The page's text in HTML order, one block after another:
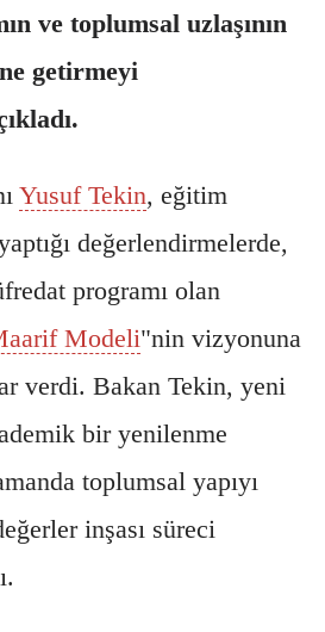
ve toplumsal uzlaşının
getirmeyi
Yusuf Tekin, eğitim
değerlendirmelerde,
programı olan
Modeli"nin vizyonuna
verdi. Bakan Tekin, yeni
bir yenilenme
toplumsal yapıyı
inşası süreci